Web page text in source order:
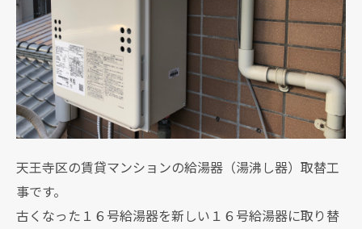
天王寺区の賃貸マンションの給湯器（湯沸し器）取替工
事です。
古くなった１６号給湯器を新しい１６号給湯器に取り替